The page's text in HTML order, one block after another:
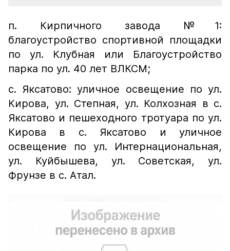
п. Кирпичного завода №1:
благоустройство спортивной площадки
по ул. Клубная или Благоустройство
парка по ул. 40 лет ВЛКСМ;
с. Яксатово: уличное освещение по ул.
Кирова, ул. Степная, ул. Колхозная в с.
Яксатово и пешеходного тротуара по ул.
Кирова в с. Яксатово и уличное
освещение по ул. Интернациональная,
ул. Куйбышева, ул. Советская, ул.
Фрунзе в с. Атал.